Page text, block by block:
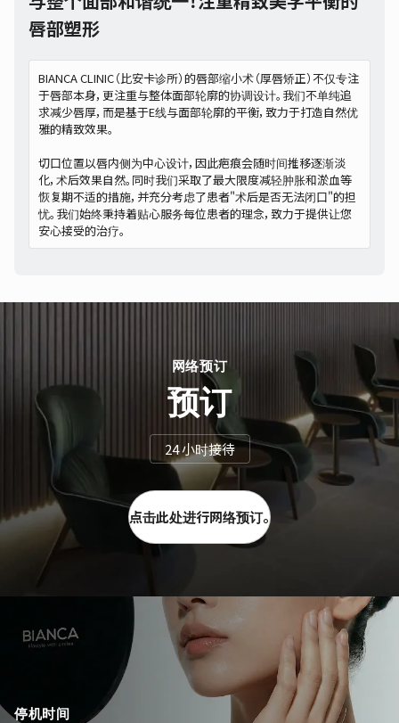
唇部塑形
BIANCA CLINIC（比安卡诊所）的唇部缩小术（厚唇矫正）不仅专注
于唇部本身，更注重与整体面部轮廓的协调设计。我们不单纯追
求减少唇厚，而是基于E线与面部轮廓的平衡，致力于打造自然优
雅的精致效果。
切口位置以唇内侧为中心设计，因此疤痕会随时间推移逐渐淡
化，术后效果自然。同时我们采取了最大限度减轻肿胀和淤血等
恢复期不适的措施，并充分考虑了患者"术后是否无法闭口"的担
忧。我们始终秉持着贴心服务每位患者的理念，致力于提供让您
安心接受的治疗。
网络预订
预订
24 小时接待
点击此处进行网络预订。
停机时间